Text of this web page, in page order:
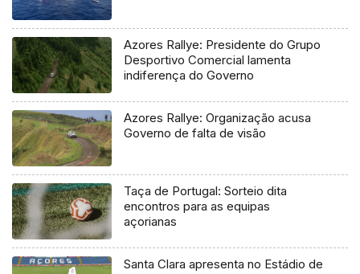
Azores Rallye: Presidente do Grupo
Desportivo Comercial lamenta
indiferença do Governo
Azores Rallye: Organização acusa
Governo de falta de visão
Taça de Portugal: Sorteio dita
encontros para as equipas
açorianas
Santa Clara apresenta no Estádio de